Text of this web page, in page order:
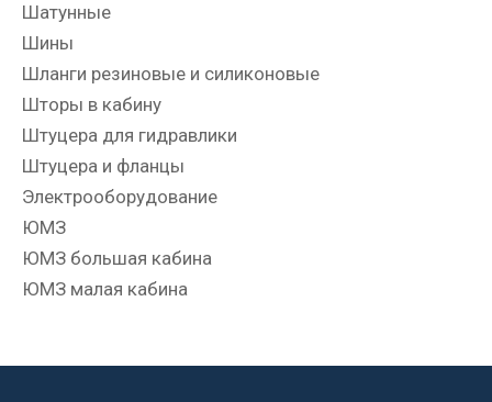
Шатунные
Шины
Шланги резиновые и силиконовые
Шторы в кабину
Штуцера для гидравлики
Штуцера и фланцы
Электрооборудование
ЮМЗ
ЮМЗ большая кабина
ЮМЗ малая кабина